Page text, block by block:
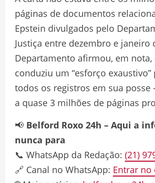
páginas de documentos
Epstein divulgados pelo
Justiça entre dezembro e janeiro
Departamento afirmou, em nota,
conduziu um “esforço
todos os registros em sua posse
a quase 3 milhões de páginas
📢 Belford Roxo 24h – Aqui a
nunca para
📞 WhatsApp da Redação: (21)
🔗 Canal no WhatsApp: Entrar no